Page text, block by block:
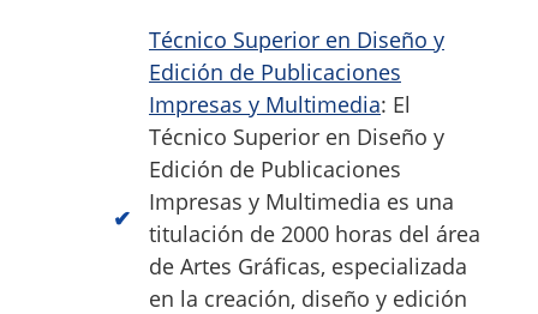
Técnico Superior en Diseño y
Edición de Publicaciones
Impresas y Multimedia: El
Técnico Superior en Diseño y
Edición de Publicaciones
Impresas y Multimedia es una
titulación de 2000 horas del área
de Artes Gráficas, especializada
en la creación, diseño y edición